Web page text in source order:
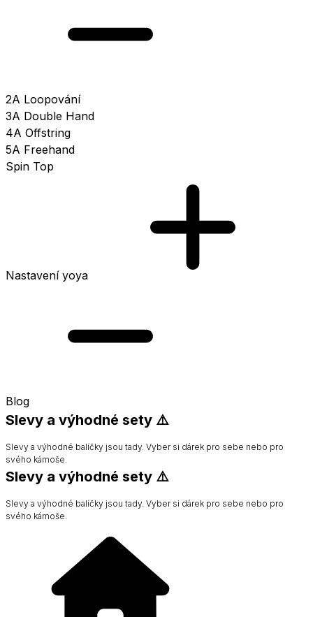
2A Loopování
3A Double Hand
4A Offstring
5A Freehand
Spin Top
Nastavení yoya
Blog
Slevy a výhodné sety ⚠️
Slevy a výhodné balíčky jsou tady. Vyber si dárek pro sebe nebo pro
svého kámoše.
Slevy a výhodné sety ⚠️
Slevy a výhodné balíčky jsou tady. Vyber si dárek pro sebe nebo pro
svého kámoše.